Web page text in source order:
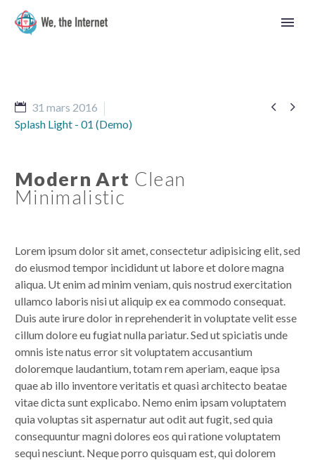
Norsk bokmål
 
31 mars 2016
Splash Light - 01 (Demo)
Modern Art Clean
Minimalistic
Lorem ipsum dolor sit amet, consectetur adipisicing elit, sed
do eiusmod tempor incididunt ut labore et dolore magna
aliqua. Ut enim ad minim veniam, quis nostrud exercitation
ullamco laboris nisi ut aliquip ex ea commodo consequat.
Duis aute irure dolor in reprehenderit in voluptate velit esse
cillum dolore eu fugiat nulla pariatur. Sed ut spiciatis unde
omnis iste natus error sit voluptatem accusantium
doloremque laudantium, totam rem aperiam, eaque ipsa
quae ab illo inventore veritatis et quasi architecto beatae
vitae dicta sunt explicabo. Nemo enim ipsam voluptatem
quia voluptas sit aspernatur aut odit aut fugit, sed quia
consequuntur magni dolores eos qui ratione voluptatem
sequi nesciunt. Neque porro quisquam est, qui dolorem